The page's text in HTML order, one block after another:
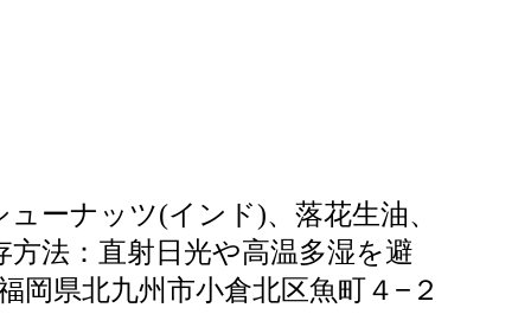
ーナッツ(インド)、落花生油、
法：直射日光や高温多湿を避
県北九州市小倉北区魚町４−２